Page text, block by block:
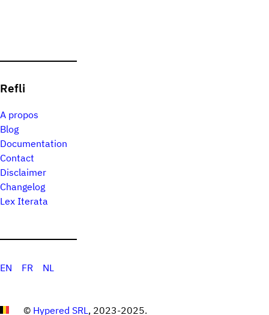
Refli
A propos
Blog
Documentation
Contact
Disclaimer
Changelog
Lex Iterata
EN FR NL
© Hypered SRL, 2023-2025.